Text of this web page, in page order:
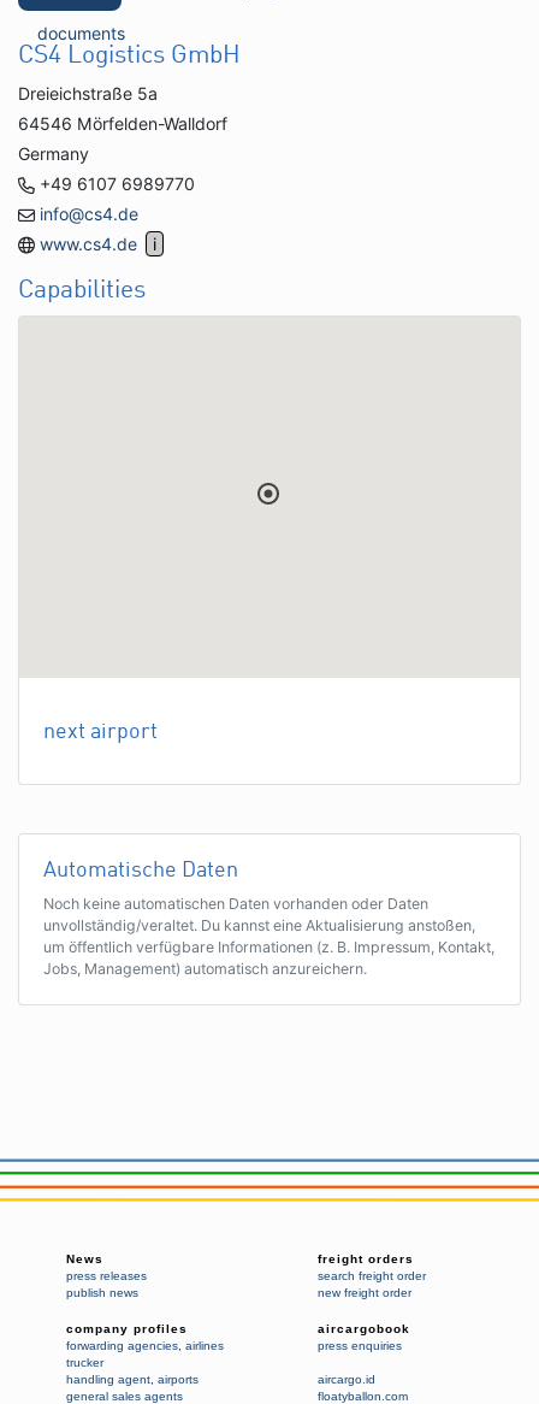
documents
CS4 Logistics GmbH
Dreieichstraße 5a
64546 Mörfelden-Walldorf
Germany
+49 6107 6989770
info@cs4.de
www.cs4.de
Capabilities
next airport
Automatische Daten
Noch keine automatischen Daten vorhanden oder Daten
unvollständig/veraltet. Du kannst eine Aktualisierung anstoßen,
um öffentlich verfügbare Informationen (z. B. Impressum, Kontakt,
Jobs, Management) automatisch anzureichern.
News
press releases
publish news
freight orders
search freight order
new freight order
company profiles
forwarding agencies airlines
trucker
handling agent airports
general sales agents
aircargobook
press enquiries
aircargo.id
floatyballon.com